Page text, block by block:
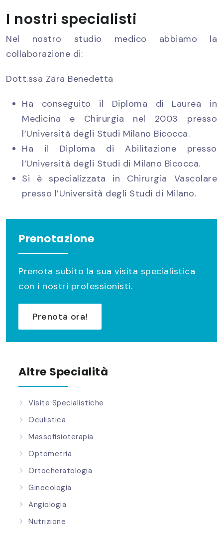
I nostri specialisti
Nel nostro studio medico abbiamo la
collaborazione di:
Dott.ssa Zara Benedetta
Ha conseguito il Diploma di Laurea in
Medicina e Chirurgia nel 2003 presso
l’Università degli Studi Milano Bicocca.
Ha il Diploma di Abilitazione presso
l’Università degli Studi di Milano Bicocca.
Si è specializzata in Chirurgia Vascolare
presso l’Università degli Studi di Milano.
Prenotazione
Prenota subito la sua visita specialistica
con i nostri professionisti.
Prenota ora!
Altre Specialità
Visite Specialistiche
Oculistica
Massofisioterapia
Optometria
Ortocheratologia
Ginecologia
Angiologia
Nutrizione